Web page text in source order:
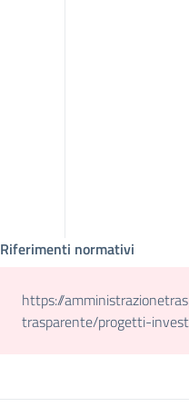
Riferimenti normativi
https://
trasparente/progetti-